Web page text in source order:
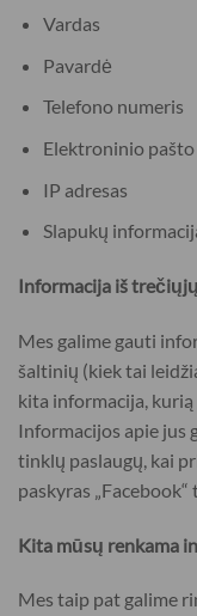
Vardas
Pavardė
Telefono numeris
Elektroninio pašto
IP adresas
Slapukų
Informacija iš
Mes galime gauti
šaltinių (kiek tai
kita informacija, kurią
Informacijos apie jus
tinklų paslaugų, kai
paskyras „Facebook“
Kita mūsų renkama
Mes taip pat galime